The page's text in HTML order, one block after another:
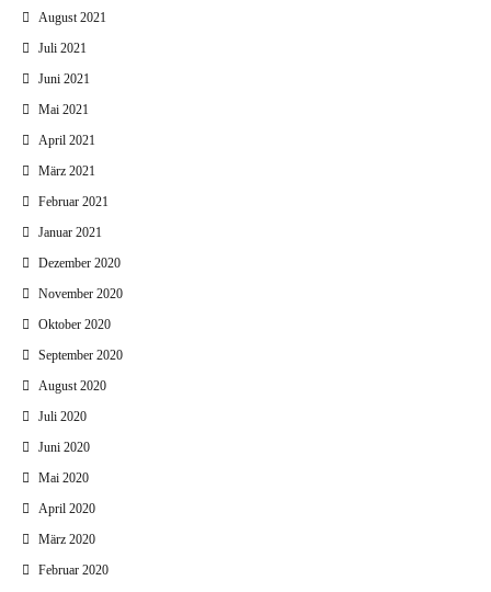
August 2021
Juli 2021
Juni 2021
Mai 2021
April 2021
März 2021
Februar 2021
Januar 2021
Dezember 2020
November 2020
Oktober 2020
September 2020
August 2020
Juli 2020
Juni 2020
Mai 2020
April 2020
März 2020
Februar 2020